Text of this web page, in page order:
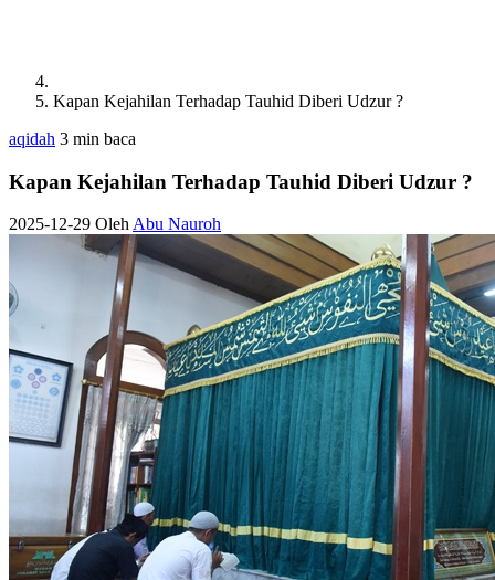
Kapan Kejahilan Terhadap Tauhid Diberi Udzur ?
aqidah 3 min baca
Kapan Kejahilan Terhadap Tauhid Diberi Udzur ?
2025-12-29 OlehAbu Nauroh